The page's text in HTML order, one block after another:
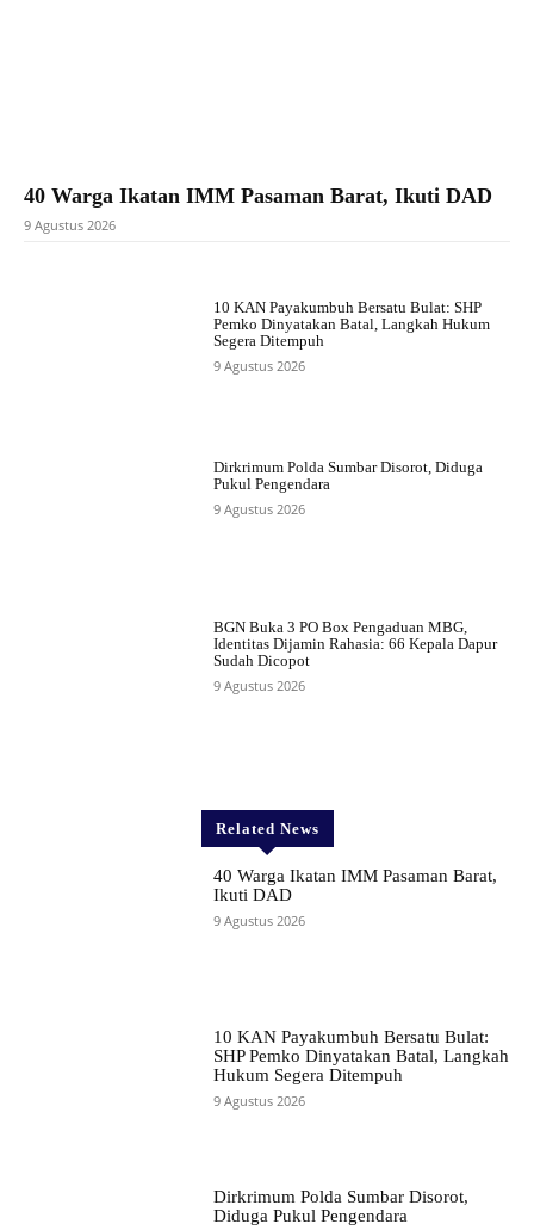
40 Warga Ikatan IMM Pasaman Barat, Ikuti DAD
9 Agustus 2026
10 KAN Payakumbuh Bersatu Bulat: SHP
Pemko Dinyatakan Batal, Langkah Hukum
Segera Ditempuh
9 Agustus 2026
Dirkrimum Polda Sumbar Disorot, Diduga
Pukul Pengendara
9 Agustus 2026
BGN Buka 3 PO Box Pengaduan MBG,
Identitas Dijamin Rahasia: 66 Kepala Dapur
Sudah Dicopot
9 Agustus 2026
Related News
40 Warga Ikatan IMM Pasaman Barat,
Ikuti DAD
9 Agustus 2026
10 KAN Payakumbuh Bersatu Bulat:
SHP Pemko Dinyatakan Batal, Langkah
Hukum Segera Ditempuh
9 Agustus 2026
Dirkrimum Polda Sumbar Disorot,
Diduga Pukul Pengendara